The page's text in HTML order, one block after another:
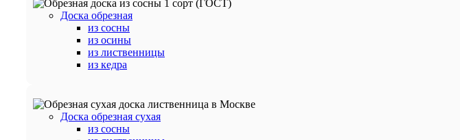
Доска обрезная
из сосны
из осины
из лиственницы
из кедра
Доска обрезная сухая
из сосны